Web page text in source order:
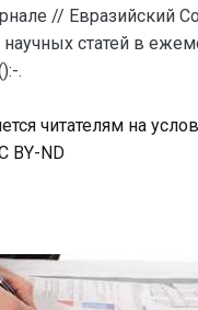
// Евразийский
научных статей в
.
читателям на
BY-ND